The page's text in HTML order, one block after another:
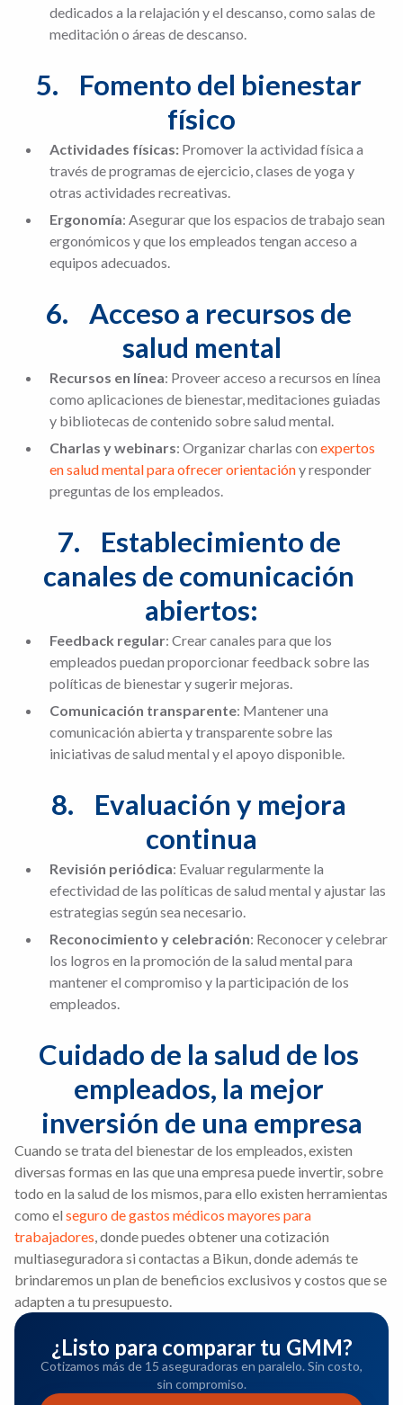
dedicados a la relajación y el descanso, como salas de
meditación o áreas de descanso.
5.	Fomento del bienestar
físico
Actividades físicas: Promover la actividad física a
través de programas de ejercicio, clases de yoga y
otras actividades recreativas.
Ergonomía: Asegurar que los espacios de trabajo sean
ergonómicos y que los empleados tengan acceso a
equipos adecuados.
6.	Acceso a recursos de
salud mental
Recursos en línea: Proveer acceso a recursos en línea
como aplicaciones de bienestar, meditaciones guiadas
y bibliotecas de contenido sobre salud mental.
Charlas y webinars: Organizar charlas con expertos
en salud mental para ofrecer orientacióny responder
preguntas de los empleados.
7.	Establecimiento de
canales de comunicación
abiertos:
Feedback regular: Crear canales para que los
empleados puedan proporcionar feedback sobre las
políticas de bienestar y sugerir mejoras.
Comunicación transparente: Mantener una
comunicación abierta y transparente sobre las
iniciativas de salud mental y el apoyo disponible.
8.	Evaluación y mejora
continua
Revisión periódica: Evaluar regularmente la
efectividad de las políticas de salud mental y ajustar las
estrategias según sea necesario.
Reconocimiento y celebración: Reconocer y celebrar
los logros en la promoción de la salud mental para
mantener el compromiso y la participación de los
empleados.
Cuidado de la salud de los
empleados, la mejor
inversión de una empresa
Cuando se trata del bienestar de los empleados, existen
diversas formas en las que una empresa puede invertir, sobre
todo en la salud de los mismos, para ello existen herramientas
como el seguro de gastos médicos mayores para
trabajadores, donde puedes obtener una cotización
multiaseguradora si contactas a Bikun, donde además te
brindaremos un plan de beneficios exclusivos y costos que se
adapten a tu presupuesto.
¿Listo para comparar tu GMM?
Cotizamos más de 15 aseguradoras en paralelo. Sin costo,
sin compromiso.